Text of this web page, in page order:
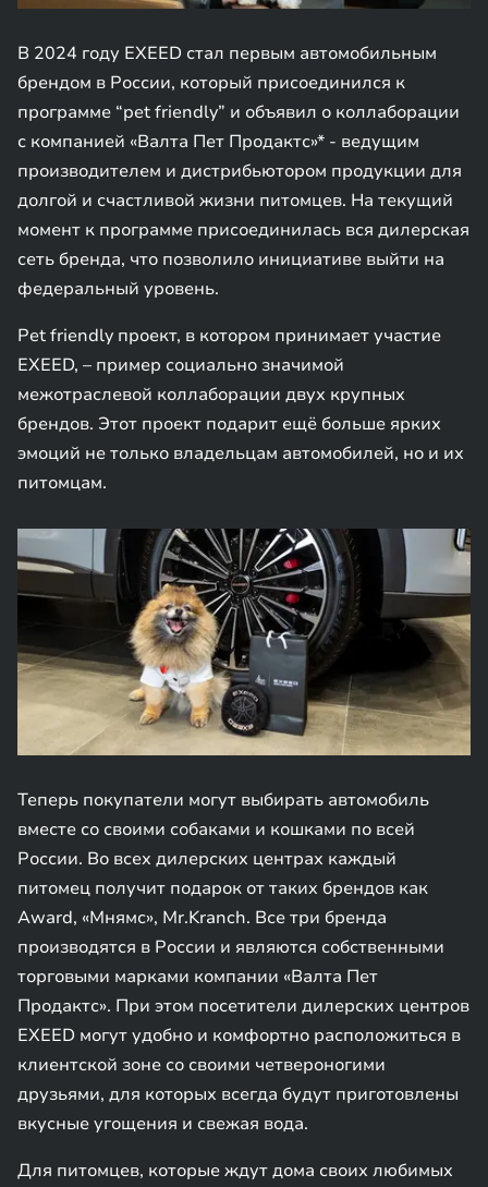
В 2024 году EXEED стал первым автомобильным
брендом в России, который присоединился к
программе “pet friendly” и объявил о коллаборации
с компанией «Валта Пет Продактс»* - ведущим
производителем и дистрибьютором продукции для
долгой и счастливой жизни питомцев. На текущий
момент к программе присоединилась вся дилерская
сеть бренда, что позволило инициативе выйти на
федеральный уровень.
Pet friendly проект, в котором принимает участие
EXEED, – пример социально значимой
межотраслевой коллаборации двух крупных
брендов. Этот проект подарит ещё больше ярких
эмоций не только владельцам автомобилей, но и их
питомцам.
Теперь покупатели могут выбирать автомобиль
вместе со своими собаками и кошками по всей
России. Во всех дилерских центрах каждый
питомец получит подарок от таких брендов как
Award, «Мнямс», Mr.Kranch. Все три бренда
производятся в России и являются собственными
торговыми марками компании «Валта Пет
Продактс». При этом посетители дилерских центров
EXEED могут удобно и комфортно расположиться в
клиентской зоне со своими четвероногими
друзьями, для которых всегда будут приготовлены
вкусные угощения и свежая вода.
Для питомцев, которые ждут дома своих любимых